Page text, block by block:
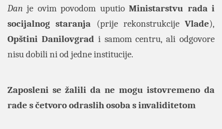
Dan je ovim povodom uputioMinistarstvu rada i
socijalnog staranja (prije rekonstrukcije Vlade),
Opštini Danilovgradi samom centru, ali odgovore
nisu dobili ni od jedne institucije.
Zaposleni se žalili da ne mogu istovremeno da
rade s četvoro odraslih osoba s invaliditetom